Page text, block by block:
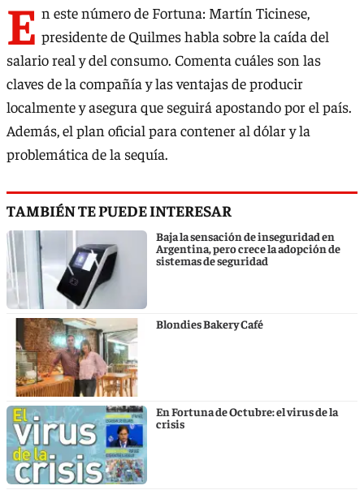
E n este número de Fortuna: Martín Ticinese,
presidente de Quilmes habla sobre la caída del
salario real y del consumo. Comenta cuáles son las
claves de la compañía y las ventajas de producir
localmente y asegura que seguirá apostando por el país.
Además, el plan oficial para contener al dólar y la
problemática de la sequía.
TAMBIÉN TE PUEDE INTERESAR
Baja la sensación de inseguridad en
Argentina, pero crece la adopción de
sistemas de seguridad
Blondies Bakery Café
En Fortuna de Octubre: el virus de la
crisis